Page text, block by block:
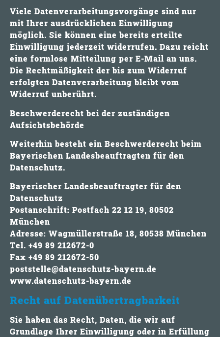
Viele Datenverarbeitungsvorgänge sind nur
mit Ihrer ausdrücklichen Einwilligung
möglich. Sie können eine bereits erteilte
Einwilligung jederzeit widerrufen. Dazu reicht
eine formlose Mitteilung per E-Mail an uns.
Die Rechtmäßigkeit der bis zum Widerruf
erfolgten Datenverarbeitung bleibt vom
Widerruf unberührt.
Beschwerderecht bei der zuständigen
Aufsichtsbehörde
Weiterhin besteht ein Beschwerderecht beim
Bayerischen Landesbeauftragten für den
Datenschutz.
Bayerischer Landesbeauftragter für den
Datenschutz
Postanschrift: Postfach 22 12 19, 80502
München
Adresse: Wagmüllerstraße 18, 80538 München
Tel. +49 89 212672-0
Fax +49 89 212672-50
poststelle@datenschutz-bayern.de
www.datenschutz-bayern.de
Recht auf Datenübertragbarkeit
Sie haben das Recht, Daten, die wir auf
Grundlage Ihrer Einwilligung oder in Erfüllung